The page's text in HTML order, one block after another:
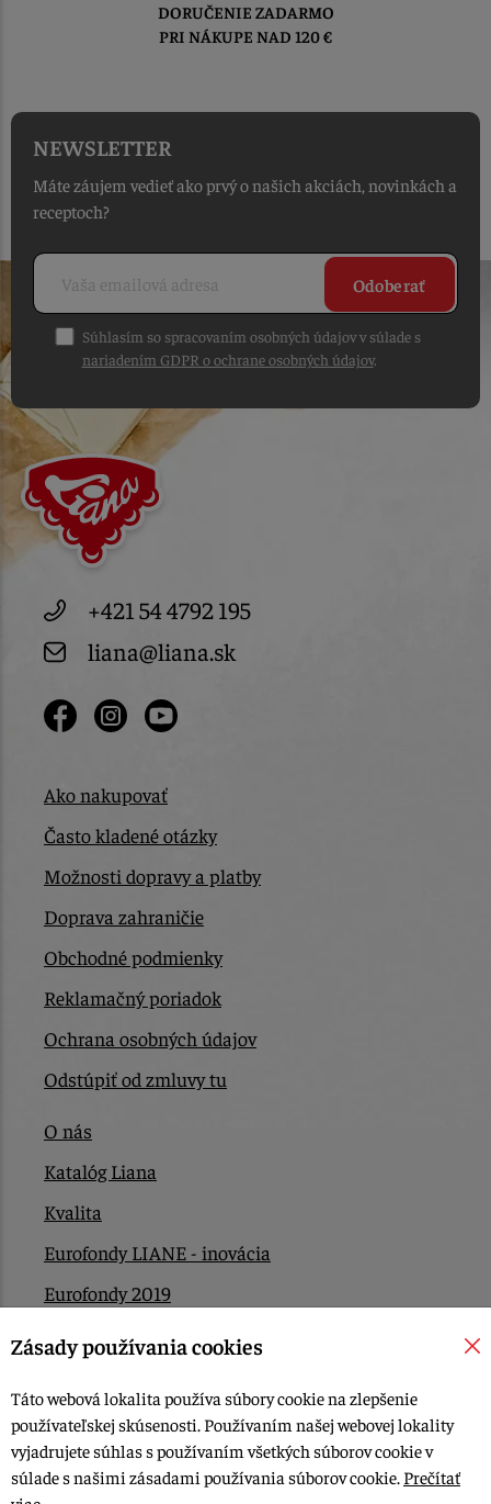
TOVAR ODOSIELAME
DO 1-2 PRACOVNÝCH DNÍ
NEWSLETTER
Máte záujem vedieť ako prvý o našich akciách, novinkách a
receptoch?
Odoberať
Súhlasím so spracovaním osobných údajov v súlade s
nariadením GDPR o ochrane osobných údajov.
+421 54 4792 195
liana@liana.sk
Ako nakupovať
Často kladené otázky
Možnosti dopravy a platby
Doprava zahraničie
Obchodné podmienky
Reklamačný poriadok
Ochrana osobných údajov
Odstúpiť od zmluvy tu
O nás
Katalóg Liana
Kvalita
Eurofondy LIANE - inovácia
Eurofondy 2019
Eurofondy 2022/2023
Kontakt
© 2015-2026, LIANA GOLIAŠ s.r.o. všetky práva vyhradené.
Zásady používania cookies
Táto webová lokalita používa súbory cookie na zlepšenie
používateľskej skúsenosti. Používaním našej webovej lokality
vyjadrujete súhlas s používaním všetkých súborov cookie v
súlade s našimi zásadami používania súborov cookie. Prečítať